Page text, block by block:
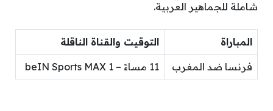
شاملة للجماهير العربية.
المباراة التوقيت والقناة الناقلة
فرنسا ضد المغرب 11 مساءً – beIN Sports MAX 1